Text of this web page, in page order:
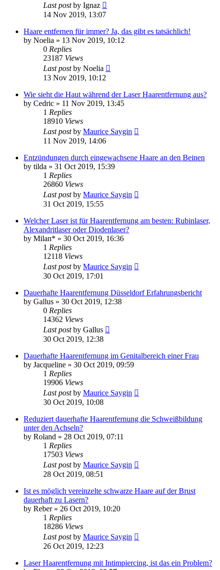
Last postby Ignaz
14 Nov 2019, 13:07
Haare entfernen für immer? Ja, das gibt es tatsächlich!
by Noelia » 13 Nov 2019, 10:12
0 Replies
23187 Views
Last postby Noelia
13 Nov 2019, 10:12
Wie sieht die Haut während der Laser Haarentfernung aus?
by Cedric » 11 Nov 2019, 13:45
1 Replies
18910 Views
Last postby Maurice Saygin
11 Nov 2019, 14:06
Entzündungen durch eingewachsene Haare an den Beinen
by tilda » 31 Oct 2019, 15:39
1 Replies
26860 Views
Last postby Maurice Saygin
31 Oct 2019, 15:55
Welcher Laser ist für Haarentfernung am besten: Rubinlaser,
Alexandritlaser oder Diodenlaser?
by Milan* » 30 Oct 2019, 16:36
1 Replies
12118 Views
Last postby Maurice Saygin
30 Oct 2019, 17:01
Dauerhafte Haarentfernung Düsseldorf Erfahrungsbericht
by Gallus » 30 Oct 2019, 12:38
0 Replies
14362 Views
Last postby Gallus
30 Oct 2019, 12:38
Dauerhafte Haarentfernung im Genitalbereich einer Frau
by Jacqueline » 30 Oct 2019, 09:59
1 Replies
19906 Views
Last postby Maurice Saygin
30 Oct 2019, 10:08
Reduziert dauerhafte Haarentfernung die Schweißbildung
unter den Achseln?
by Roland » 28 Oct 2019, 07:11
1 Replies
17503 Views
Last postby Maurice Saygin
28 Oct 2019, 08:51
Ist es möglich vereinzelte schwarze Haare auf der Brust
dauerhaft zu Lasern?
by Reber» 26 Oct 2019, 10:20
1 Replies
18286 Views
Last postby Maurice Saygin
26 Oct 2019, 12:23
Laser Haarentfernung mit Intimpiercing, ist das ein Problem?